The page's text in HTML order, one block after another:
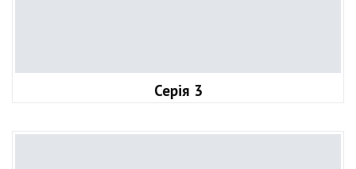
Серія 3